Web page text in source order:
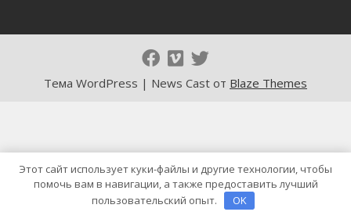
Тема WordPress | News Cast от Blaze Themes
Этот сайт использует куки-файлы и другие технологии, чтобы
помочь вам в навигации, а также предоставить лучший
пользовательский опыт.
OK